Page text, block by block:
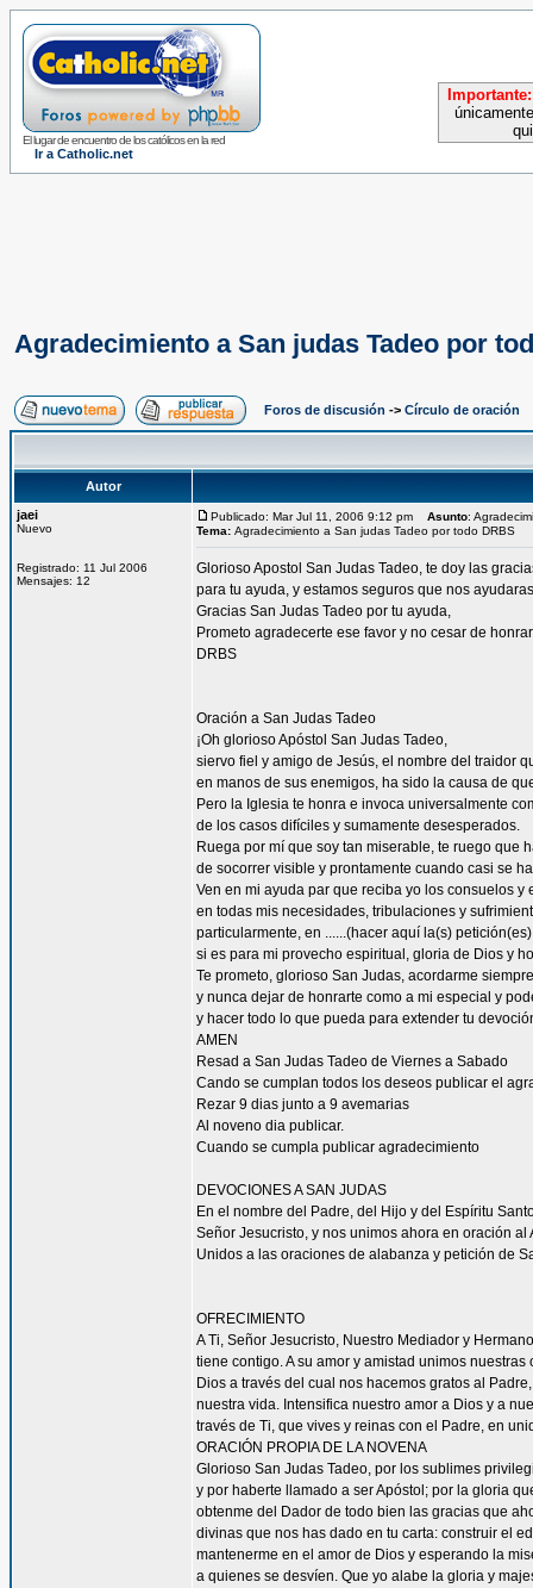
El lugar de encuentro de los católicos en la red
Ir a Catholic.net
Importante:
Agradecimiento a San judas Tadeo por
Foros de discusión -> Círculo de oración
Autor
jaei
Nuevo
Registrado: 11 Jul 2006
Mensajes: 12
Publicado: Mar Jul 11, 2006 9:12 pm Asunto:
Tema: Agradecimiento a San judas Tadeo por todo DRBS
Glorioso Apostol San Judas Tadeo, te doy las
para tu ayuda, y estamos seguros que nos
Gracias San Judas Tadeo por tu ayuda,
Prometo agradecerte ese favor y no cesar de
DRBS
Oración a San Judas Tadeo
¡Oh glorioso Apóstol San Judas Tadeo,
siervo fiel y amigo de Jesús, el nombre del traidor
en manos de sus enemigos, ha sido la causa de
Pero la Iglesia te honra e invoca universalmente
de los casos difíciles y sumamente desesperados.
Ruega por mí que soy tan miserable, te ruego que
de socorrer visible y prontamente cuando casi se
Ven en mi ayuda par que reciba yo los consuelos y
en todas mis necesidades, tribulaciones y
particularmente, en ......(hacer aquí la(s)
si es para mi provecho espiritual, gloria de Dios y
Te prometo, glorioso San Judas, acordarme
y nunca dejar de honrarte como a mi especial y
y hacer todo lo que pueda para extender tu
AMEN
Resad a San Judas Tadeo de Viernes a Sabado
Cando se cumplan todos los deseos publicar el
Rezar 9 dias junto a 9 avemarias
Al noveno dia publicar.
Cuando se cumpla publicar agradecimiento
DEVOCIONES A SAN JUDAS
En el nombre del Padre, del Hijo y del Espíritu
Señor Jesucristo, y nos unimos ahora en oración
Unidos a las oraciones de alabanza y petición de
OFRECIMIENTO
A Ti, Señor Jesucristo, Nuestro Mediador y
tiene contigo. A su amor y amistad unimos
Dios a través del cual nos hacemos gratos al
nuestra vida. Intensifica nuestro amor a Dios y a
través de Ti, que vives y reinas con el Padre, en
ORACIÓN PROPIA DE LA NOVENA
Glorioso San Judas Tadeo, por los sublimes
y por haberte llamado a ser Apóstol; por la gloria
obtenme del Dador de todo bien las gracias que
divinas que nos has dado en tu carta: construir el
mantenerme en el amor de Dios y esperando la
a quienes se desvíen. Que yo alabe la gloria y